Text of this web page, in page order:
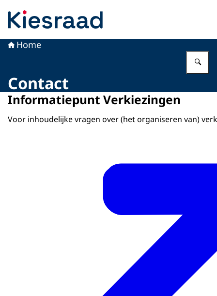
Home
Contact
Informatiepunt Verkiezingen
Voor inhoudelijke vragen over (het organiseren van)